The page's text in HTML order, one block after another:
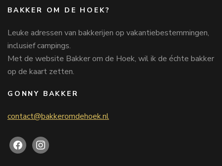
BAKKER OM DE HOEK?
Leuke adressen van bakkerijen op vakantiebestemmingen,
inclusief campings.
Met de website Bakker om de Hoek, wil ik de échte bakker
op de kaart zetten.
GONNY BAKKER
contact@bakkeromdehoek.nl